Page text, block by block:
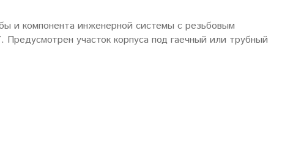
и компонента инженерной системы с резьбовым
участок корпуса под гаечный или трубный